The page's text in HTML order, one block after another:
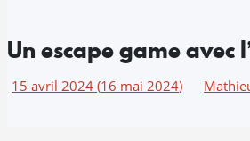
Un escape game avec
15 avril 2024 (16 mai 2024)